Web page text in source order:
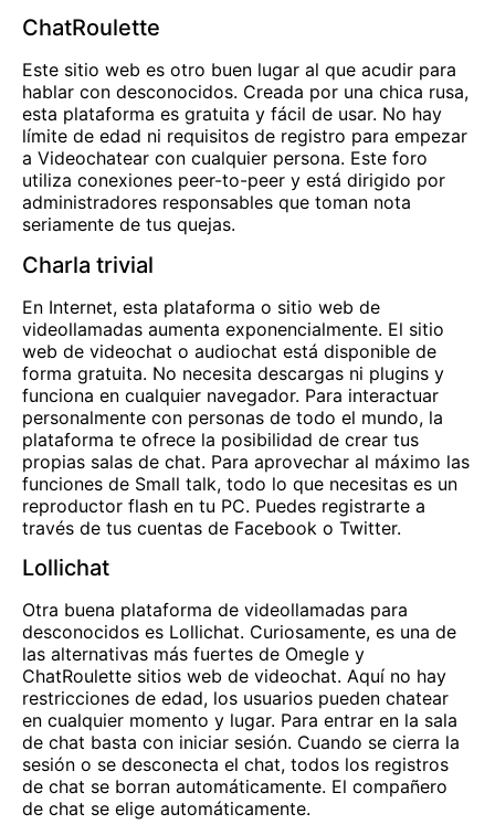
ChatRoulette
Este sitio web es otro buen lugar al que acudir para
hablar con desconocidos. Creada por una chica rusa,
esta plataforma es gratuita y fácil de usar. No hay
límite de edad ni requisitos de registro para empezar
a Videochatear con cualquier persona. Este foro
utiliza conexiones peer-to-peer y está dirigido por
administradores responsables que toman nota
seriamente de tus quejas.
Charla trivial
En Internet, esta plataforma o sitio web de
videollamadas aumenta exponencialmente. El sitio
web de videochat o audiochat está disponible de
forma gratuita. No necesita descargas ni plugins y
funciona en cualquier navegador. Para interactuar
personalmente con personas de todo el mundo, la
plataforma te ofrece la posibilidad de crear tus
propias salas de chat. Para aprovechar al máximo las
funciones de Small talk, todo lo que necesitas es un
reproductor flash en tu PC. Puedes registrarte a
través de tus cuentas de Facebook o Twitter.
Lollichat
Otra buena plataforma de videollamadas para
desconocidos es Lollichat. Curiosamente, es una de
las alternativas más fuertes de Omegle y
ChatRoulette sitios web de videochat. Aquí no hay
restricciones de edad, los usuarios pueden chatear
en cualquier momento y lugar. Para entrar en la sala
de chat basta con iniciar sesión. Cuando se cierra la
sesión o se desconecta el chat, todos los registros
de chat se borran automáticamente. El compañero
de chat se elige automáticamente.